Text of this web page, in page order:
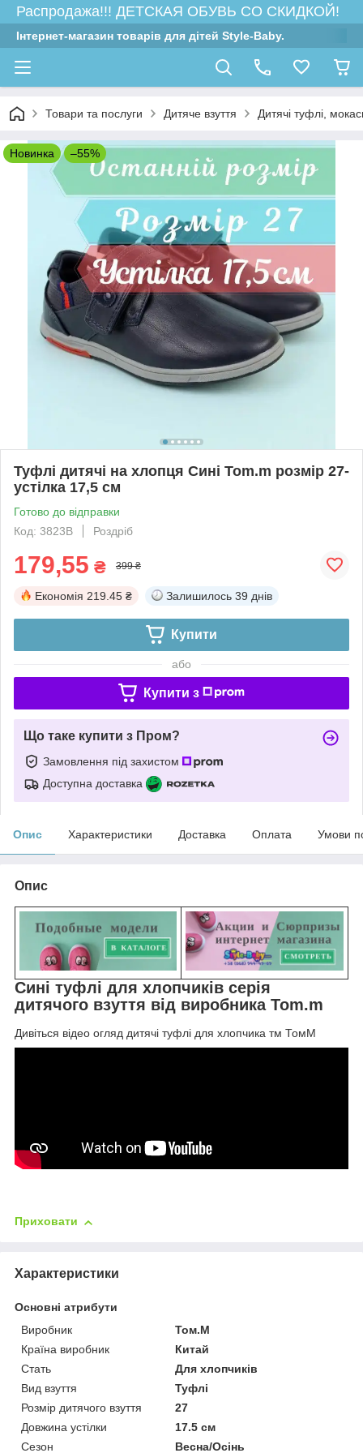
Распродажа!!! ДЕТСКАЯ ОБУВЬ СО СКИДКОЙ!
Інтернет-магазин товарів для дітей Style-Baby.
Товари та послуги Дитяче взуття Дитячі туфлі,
Новинка –55%
Туфлі дитячі на хлопця Сині Tom.m розмір 27-
устілка 17,5 см
Готово до відправки
Код: 3823B
Роздріб
179,55 ₴ 399 ₴
Економія 219.45 ₴ Залишилось 39 днів
Купити
або
Купити з
Що таке купити з Пром?
Замовлення під захистом
Доступна доставка
Опис Характеристики Доставка Оплата Умови
Опис
Сині туфлі для хлопчиків серія
дитячого взуття від виробника Tom.m
Дивіться відео огляд дитячі туфлі для хлопчика тм ТомМ
Приховати
Характеристики
Основні атрибути
Виробник
Том.М
Країна виробник
Китай
Стать
Для хлопчиків
Вид взуття
Туфлі
Розмір дитячого взуття
27
Довжина устілки
17.5 см
Сезон
Весна/Осінь